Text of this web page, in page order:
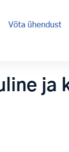
Võta ühendust
ja